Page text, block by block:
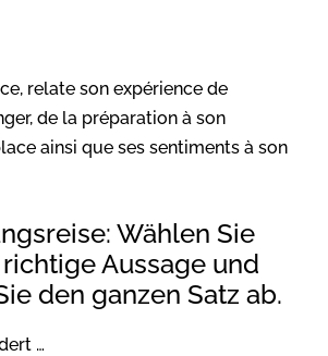
relate son expérience de
de la préparation à son
ainsi que ses sentiments à son
Wählen Sie
Aussage und
den ganzen Satz ab.
…